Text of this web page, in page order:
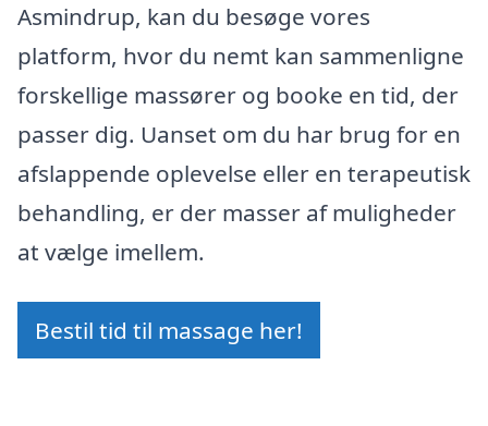
Asmindrup, kan du besøge vores
platform, hvor du nemt kan sammenligne
forskellige massører og booke en tid, der
passer dig. Uanset om du har brug for en
afslappende oplevelse eller en terapeutisk
behandling, er der masser af muligheder
at vælge imellem.
Bestil tid til massage her!